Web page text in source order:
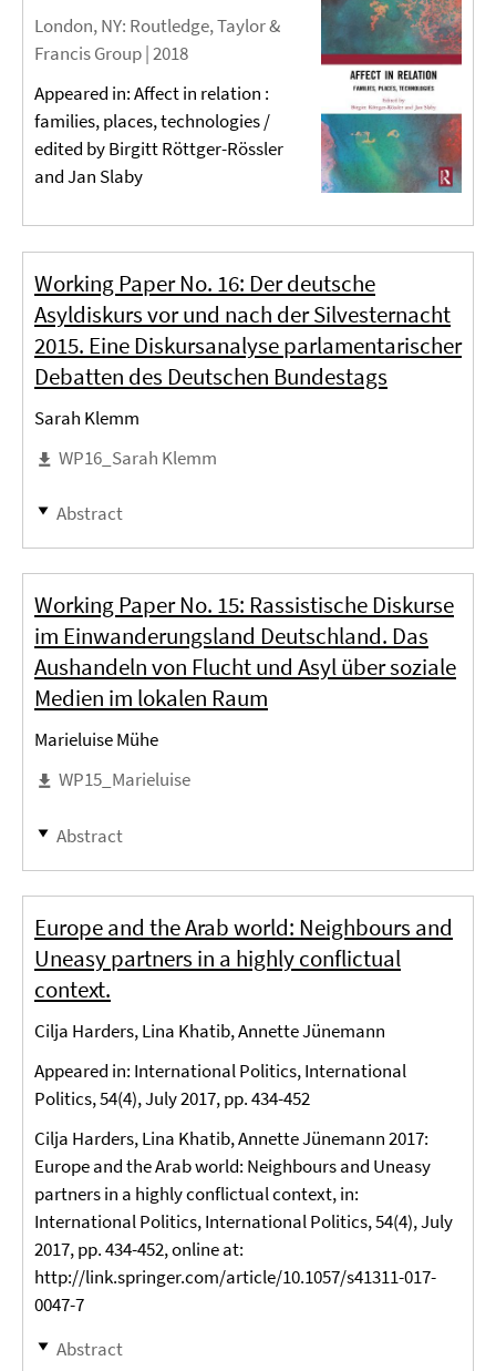
London, NY: Routledge, Taylor &
Francis Group |2018
Appeared in: Affect in relation :
families, places, technologies /
edited by Birgitt Röttger-Rössler
and Jan Slaby
Working Paper No. 16: Der deutsche
Asyldiskurs vor und nach der Silvesternacht
2015. Eine Diskursanalyse parlamentarischer
Debatten des Deutschen Bundestags
Sarah Klemm
WP16_Sarah Klemm
Abstract
Working Paper No. 15: Rassistische Diskurse
im Einwanderungsland Deutschland. Das
Aushandeln von Flucht und Asyl über soziale
Medien im lokalen Raum
Marieluise Mühe
WP15_Marieluise
Abstract
Europe and the Arab world: Neighbours and
Uneasy partners in a highly conflictual
context.
Cilja Harders, Lina Khatib, Annette Jünemann
Appeared in: International Politics, International
Politics, 54(4), July 2017, pp. 434-452
Cilja Harders, Lina Khatib, Annette Jünemann 2017:
Europe and the Arab world: Neighbours and Uneasy
partners in a highly conflictual context, in:
International Politics, International Politics, 54(4), July
2017, pp. 434-452, online at:
http://link.springer.com/article/10.1057/s41311-017-
0047-7
Abstract